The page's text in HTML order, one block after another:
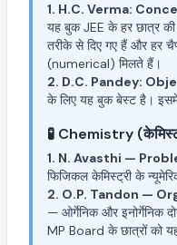
1. H.C. Verma:
यह बुक JEE के हर छात्र
तरीके से दिए गए हैं और हर
(numerical) मिलते हैं।
2. D.C. Pandey:
के लिए यह बुक बेस्ट है। इसमें
🧪 Chemistry
1. N. Avasthi —
फिजिकल केमिस्ट्री के
2. O.P. Tandon —
— ओर्गेनिक और इनोर्गेनिक
MP Board के छात्रों को